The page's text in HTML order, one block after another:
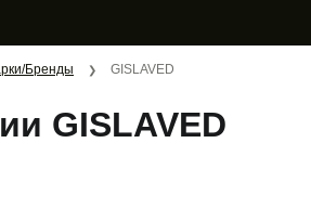
Бренды ❯ GISLAVED
GISLAVED